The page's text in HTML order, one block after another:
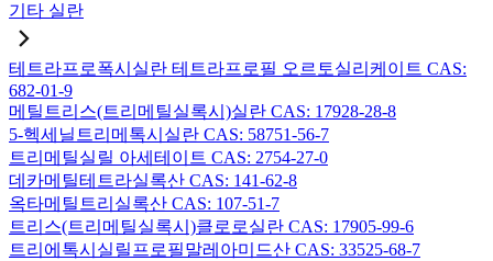
기타 실란
테트라프로폭시실란 테트라프로필 오르토실리케이트 CAS:
682-01-9
메틸트리스(트리메틸실록시)실란 CAS: 17928-28-8
5-헥세닐트리메톡시실란 CAS: 58751-56-7
트리메틸실릴 아세테이트 CAS: 2754-27-0
데카메틸테트라실록산 CAS: 141-62-8
옥타메틸트리실록산 CAS: 107-51-7
트리스(트리메틸실록시)클로로실란 CAS: 17905-99-6
트리에톡시실릴프로필말레아미드산 CAS: 33525-68-7